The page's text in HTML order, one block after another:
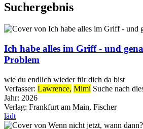
Suchergebnis
Ich habe alles im Griff - und
Problem
wie du endlich wieder für dich da bist
Verfasser: Lawrence, Mimi Suche nach
Jahr: 2026
Verlag: Frankfurt am Main, Fischer
lädt